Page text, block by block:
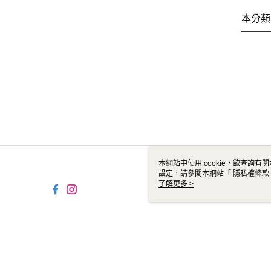
本分
本網站中使用 cookie，欲查詢有
設定，請參閱本網站「 隱私權條款
使用 cookie。
了解更多 >